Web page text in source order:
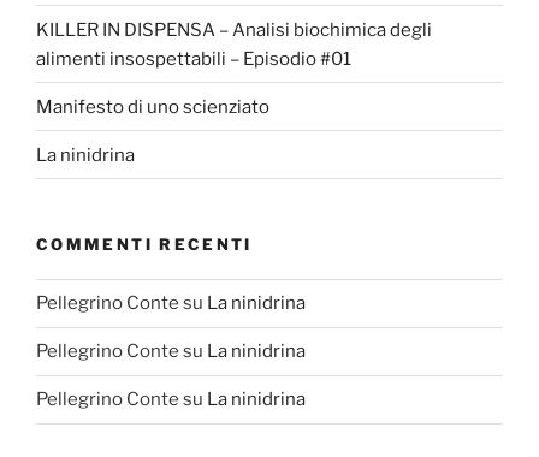
KILLER IN DISPENSA – Analisi biochimica degli
alimenti insospettabili – Episodio #01
Manifesto di uno scienziato
La ninidrina
COMMENTI RECENTI
Pellegrino Conte su La ninidrina
Pellegrino Conte su La ninidrina
Pellegrino Conte su La ninidrina